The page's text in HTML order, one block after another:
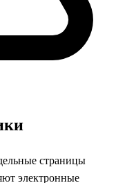
страницы
электронные